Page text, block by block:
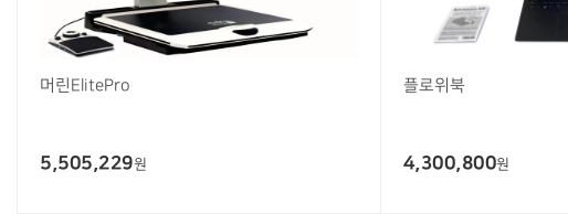
머린ElitePro
5,505,229원
플로위북
4,300,800원